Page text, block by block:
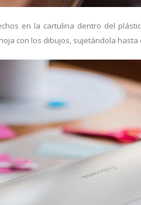
en la cartulina dentro del
con los dibujos, sujetándola